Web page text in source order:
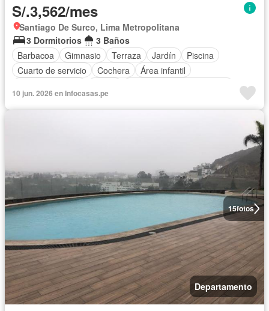
S/.3,562/mes
Santiago De Surco, Lima Metropolitana
3 Dormitorios
3 Baños
Barbacoa
Gimnasio Terraza Jardín
Piscina
Cuarto de servicio
Cochera
Área infantil
10 jun. 2026 en Infocasas.pe
15fotos
Departamento